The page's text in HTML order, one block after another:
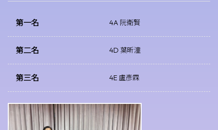
第一名 4A 阮衛賢
第二名 4D 葉昕潼
第三名 4E 盧彥霖